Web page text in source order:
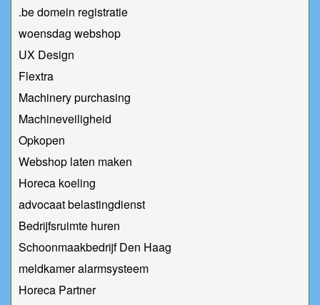
.be domein registratie
woensdag webshop
UX Design
Flextra
Machinery purchasing
Machineveiligheid
Opkopen
Webshop laten maken
Horeca koeling
advocaat belastingdienst
Bedrijfsruimte huren
Schoonmaakbedrijf Den Haag
meldkamer alarmsysteem
Horeca Partner